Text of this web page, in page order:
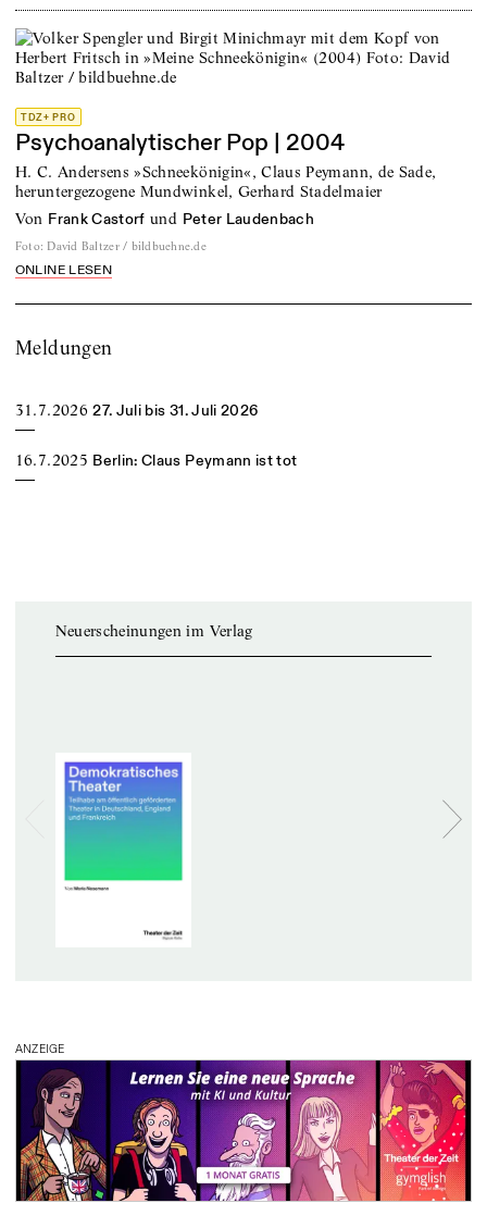
TDZ+ PRO
Psychoanalytischer Pop | 2004
H. C. Andersens »Schneekönigin«, Claus Peymann, de Sade,
heruntergezogene Mundwinkel, Gerhard Stadelmaier
von Frank Castorf und Peter Laudenbach
Foto: David Baltzer / bildbuehne.de
ONLINE LESEN
Meldungen
31.7.2026 27. Juli bis 31. Juli 2026
16.7.2025 Berlin: Claus Peymann ist tot
Neuerscheinungen im Verlag
ANZEIGE